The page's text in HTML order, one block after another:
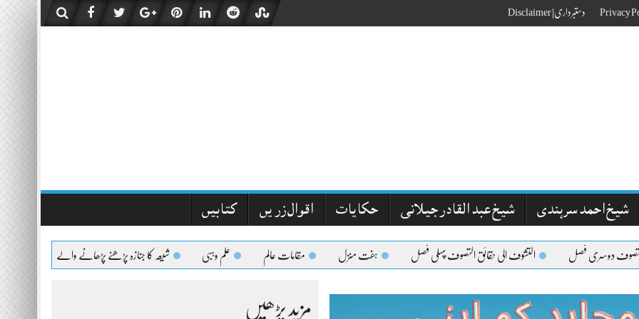
دستبرداری| Disclaimer
شیخ احمد سرہندی شیخ عبد القادر جیلانی حکایات اقوال زریں کتابیں
دوسری فصل التشوف الی حقائق التصوف پہلی فصل ہفت منزل مقامات عالم علم وہبی شیعہ کا جنازہ پڑھنے پڑھانے والےکیلئے اعلیٰحضرت کا فتویٰ
مزید پڑھیں